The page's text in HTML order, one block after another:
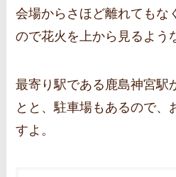
会場からさほど離れてもな
ので花火を上から見るよう
最寄り駅である鹿島神宮駅
とと、駐車場もあるので、
すよ。